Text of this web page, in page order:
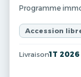
Programme
Accession
Livraison1T 2026